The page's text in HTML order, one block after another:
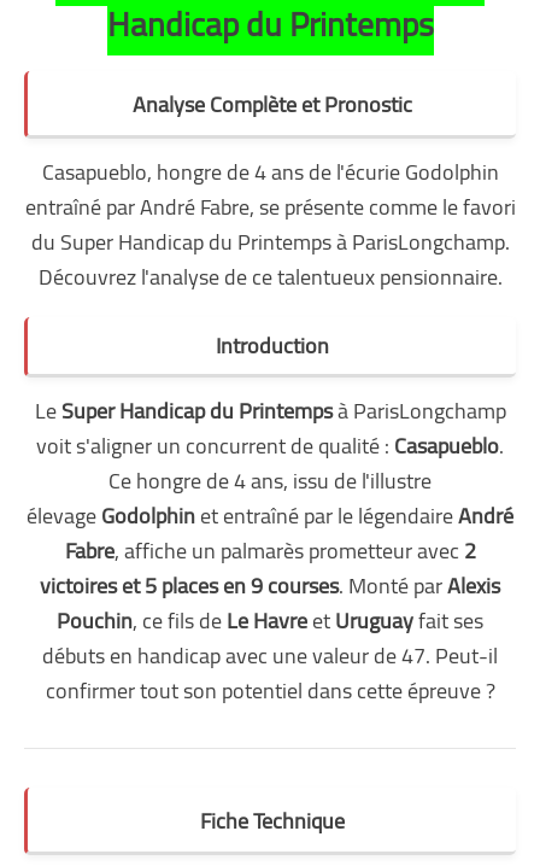
Handicap du Printemps
Analyse Complète et Pronostic
Casapueblo, hongre de 4 ans de l'écurie Godolphin
entraîné par André Fabre, se présente comme le favori
du Super Handicap du Printemps à ParisLongchamp.
Découvrez l'analyse de ce talentueux pensionnaire.
Introduction
LeSuper Handicap du Printempsà ParisLongchamp
voit s'aligner un concurrent de qualité :Casapueblo.
Ce hongre de 4 ans, issu de l'illustre
élevageGodolphinet entraîné par le légendaireAndré
Fabre, affiche un palmarès prometteur avec2
victoires et 5 places en 9 courses. Monté parAlexis
Pouchin, ce fils deLe HavreetUruguayfait ses
débuts en handicap avec une valeur de 47. Peut-il
confirmer tout son potentiel dans cette épreuve ?
Fiche Technique